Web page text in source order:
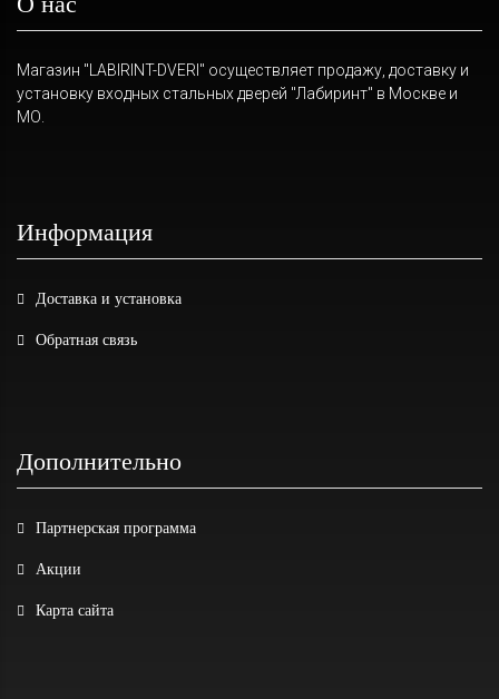
Магазин "LABIRINT-DVERI" осуществляет продажу, доставку и
установку входных стальных дверей "Лабиринт" в Москве и
МО.
Информация
Доставка и установка
Обратная связь
Дополнительно
Партнерская программа
Акции
Карта сайта